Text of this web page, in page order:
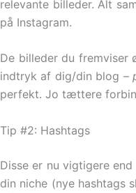
relevante billeder. Alt
på Instagram.
De billeder du fremviser
indtryk af dig/din blog –
perfekt. Jo tættere
Tip #2: Hashtags
Disse er nu vigtigere
din niche (nye hashtags